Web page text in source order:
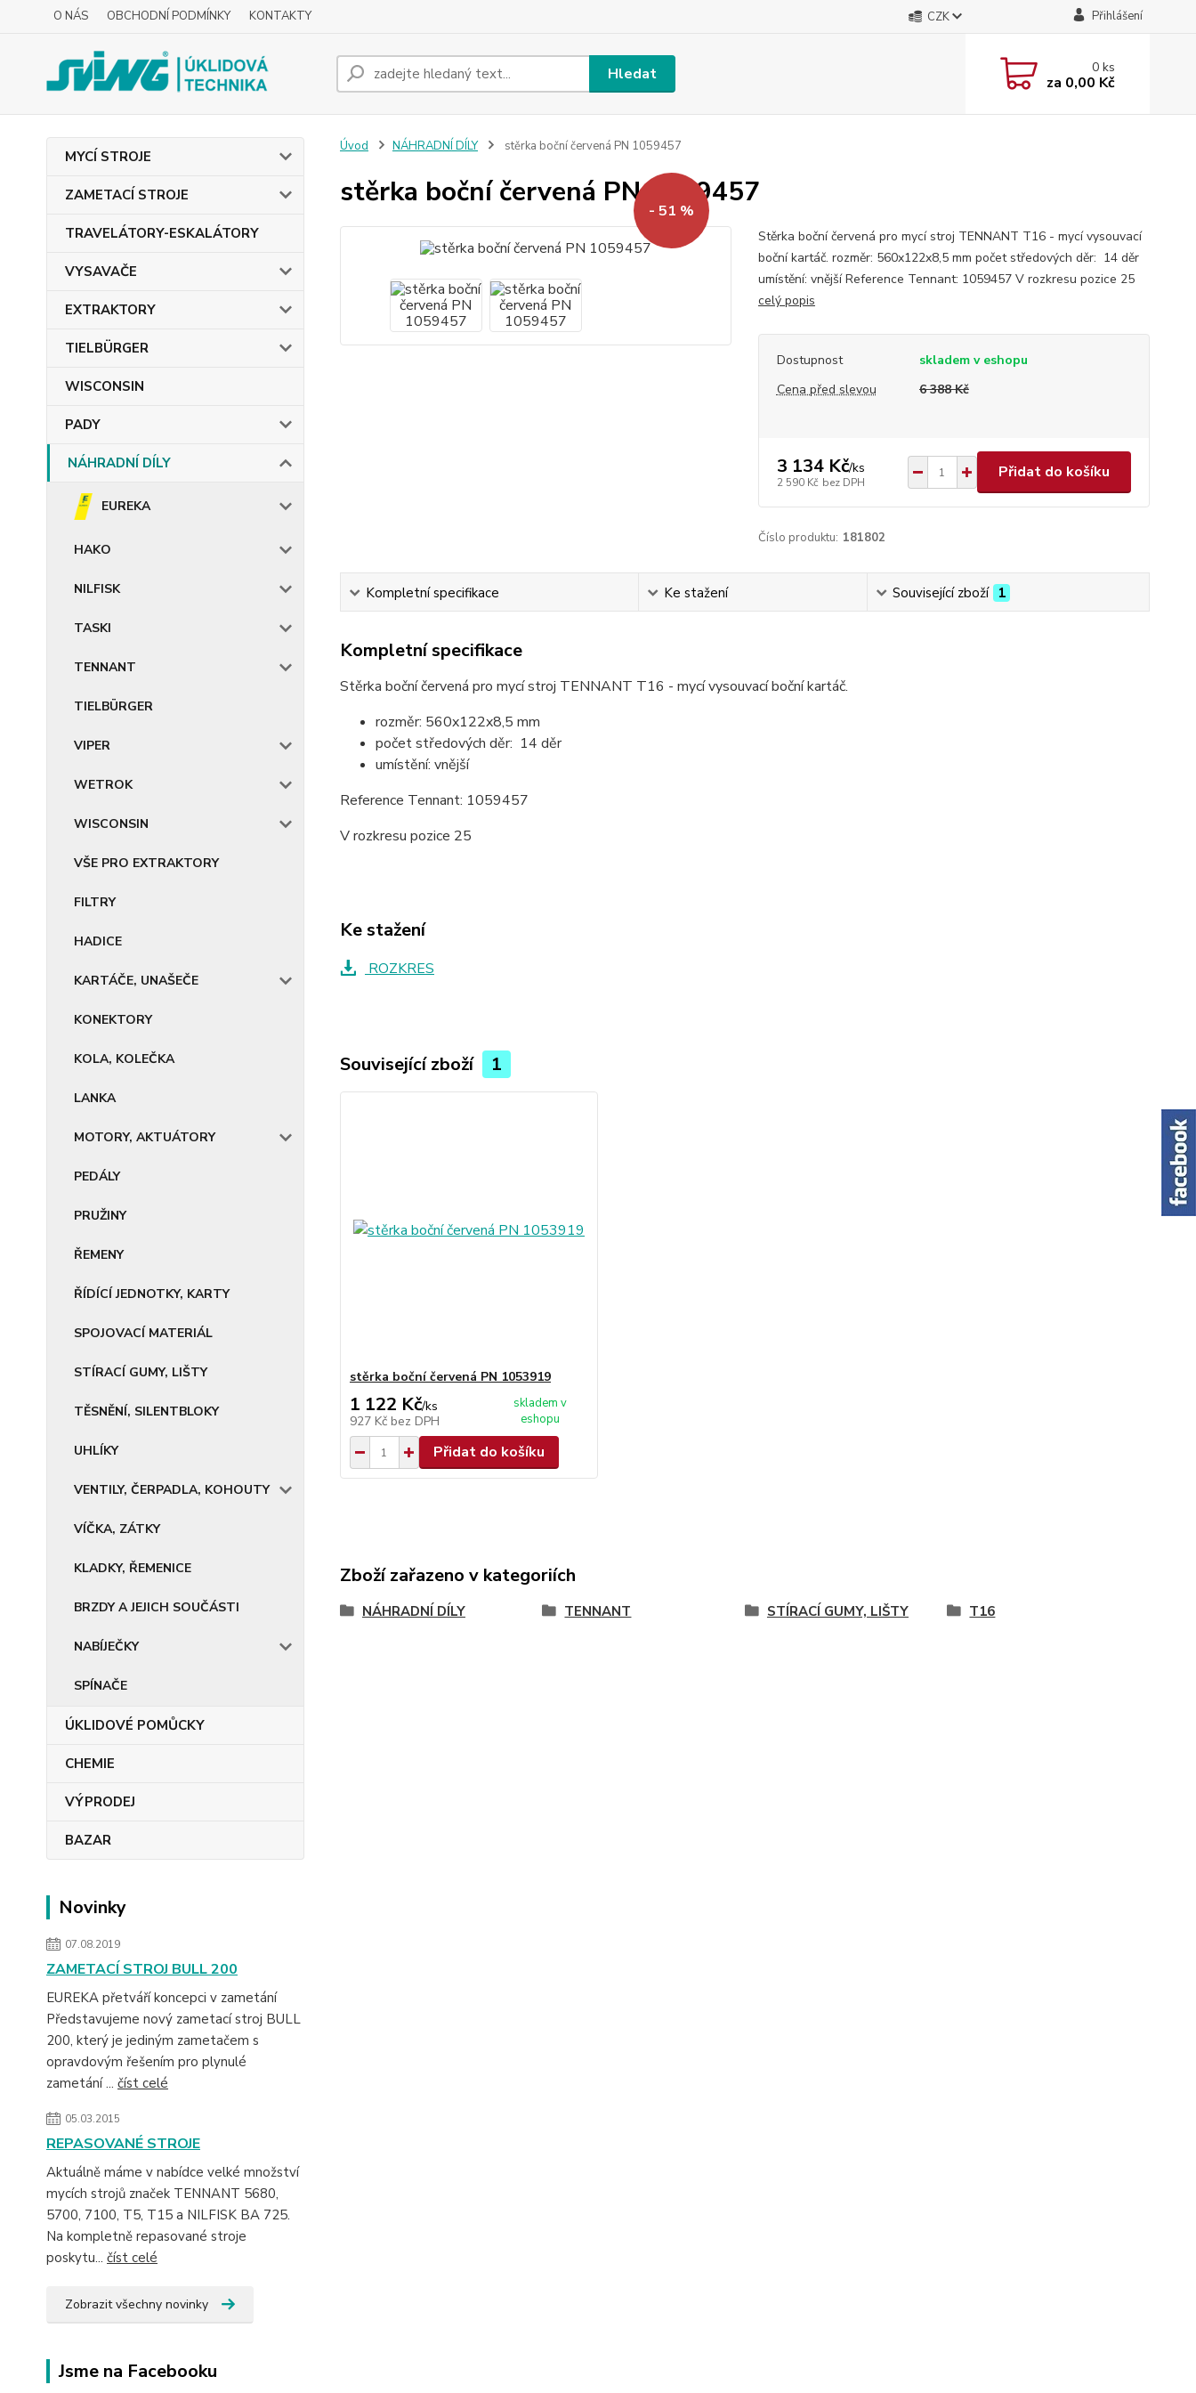
O NÁS OBCHODNÍ PODMÍNKY KONTAKTY CZK Přihlášení
Hledat 0ks
za 0,00 Kč
MYCÍ STROJE
ZAMETACÍ STROJE
TRAVELÁTORY-ESKALÁTORY
VYSAVAČE
EXTRAKTORY
TIELBÜRGER
WISCONSIN
PADY
NÁHRADNÍ DÍLY
EUREKA
HAKO
NILFISK
TASKI
TENNANT
TIELBÜRGER
VIPER
WETROK
WISCONSIN
VŠE PRO EXTRAKTORY
FILTRY
HADICE
KARTÁČE, UNAŠEČE
KONEKTORY
KOLA, KOLEČKA
LANKA
MOTORY, AKTUÁTORY
PEDÁLY
PRUŽINY
ŘEMENY
ŘÍDÍCÍ JEDNOTKY, KARTY
SPOJOVACÍ MATERIÁL
STÍRACÍ GUMY, LIŠTY
TĚSNĚNÍ, SILENTBLOKY
UHLÍKY
VENTILY, ČERPADLA, KOHOUTY
VÍČKA, ZÁTKY
KLADKY, ŘEMENICE
BRZDY A JEJICH SOUČÁSTI
NABÍJEČKY
SPÍNAČE
ÚKLIDOVÉ POMŮCKY
CHEMIE
VÝPRODEJ
BAZAR
Novinky
07.08.2019
ZAMETACÍ STROJ BULL 200
EUREKA přetváří koncepci v zametání
Představujeme nový zametací stroj BULL
200, který je jediným zametačem s
opravdovým řešením pro plynulé
zametání ... číst celé
05.03.2015
REPASOVANÉ STROJE
Aktuálně máme v nabídce velké množství
mycích strojů značek TENNANT 5680,
5700, 7100, T5, T15 a NILFISK BA 725.
Na kompletně repasované stroje
poskytu... číst celé
Zobrazit všechny novinky
Jsme na Facebooku
Úvod NÁHRADNÍ DÍLY stěrka boční červená PN 1059457
stěrka boční červená PN 1059457
- 51 %
Stěrka boční červená pro mycí stroj TENNANT T16 - mycí vysouvací
boční kartáč. rozměr: 560x122x8,5 mm počet středových děr: 14 děr
umístění: vnější Reference Tennant: 1059457 V rozkresu pozice 25
celý popis
Dostupnost
skladem v eshopu
Cena před slevou
6 388 Kč
3 134 Kč/ks
2 590 Kč bez DPH
Přidat do košíku
Číslo produktu: 181802
Kompletní specifikace Ke stažení Související zboží 1
Kompletní specifikace
Stěrka boční červená pro mycí stroj TENNANT T16 - mycí vysouvací boční kartáč.
rozměr: 560x122x8,5 mm
počet středových děr: 14 děr
umístění: vnější
Reference Tennant: 1059457
V rozkresu pozice 25
Ke stažení
ROZKRES
Související zboží 1
stěrka boční červená PN 1053919
1 122 Kč/ks
927 Kč bez DPH
skladem v
eshopu
Přidat do košíku
Zboží zařazeno v kategoriích
NÁHRADNÍ DÍLY TENNANT STÍRACÍ GUMY, LIŠTY T16